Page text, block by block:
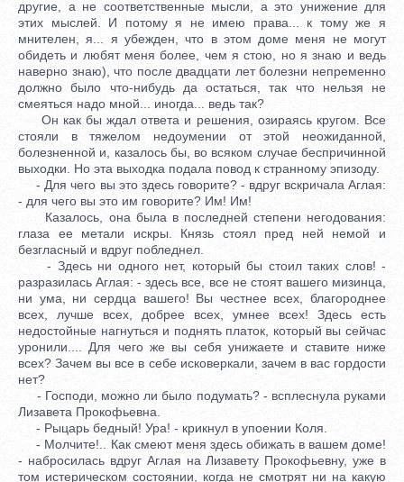
другие, а не соответственные мысли, а это унижение для
этих мыслей. И потому я не имею права... к тому же я
мнителен, я... я убежден, что в этом доме меня не могут
обидеть и любят меня более, чем я стою, но я знаю и ведь
наверно знаю), что после двадцати лет болезни непременно
должно было что-нибудь да остаться, так что нельзя не
смеяться надо мной... иногда... ведь так?
Он как бы ждал ответа и решения, озираясь кругом. Все
стояли в тяжелом недоумении от этой неожиданной,
болезненной и, казалось бы, во всяком случае беспричинной
выходки. Но эта выходка подала повод к странному эпизоду.
- Для чего вы это здесь говорите? - вдруг вскричала Аглая:
- для чего вы это им говорите? Им! Им!
Казалось, она была в последней степени негодования:
глаза ее метали искры. Князь стоял пред ней немой и
безгласный и вдруг побледнел.
- Здесь ни одного нет, который бы стоил таких слов! -
разразилась Аглая: - здесь все, все не стоят вашего мизинца,
ни ума, ни сердца вашего! Вы честнее всех, благороднее
всех, лучше всех, добрее всех, умнее всех! Здесь есть
недостойные нагнуться и поднять платок, который вы сейчас
уронили.... Для чего же вы себя унижаете и ставите ниже
всех? Зачем вы все в себе исковеркали, зачем в вас гордости
нет?
- Господи, можно ли было подумать? - всплеснула руками
Лизавета Прокофьевна.
- Рыцарь бедный! Ура! - крикнул в упоении Коля.
- Молчите!.. Как смеют меня здесь обижать в вашем доме!
- набросилась вдруг Аглая на Лизавету Прокофьевну, уже в
том истерическом состоянии, когда не смотрят ни на какую